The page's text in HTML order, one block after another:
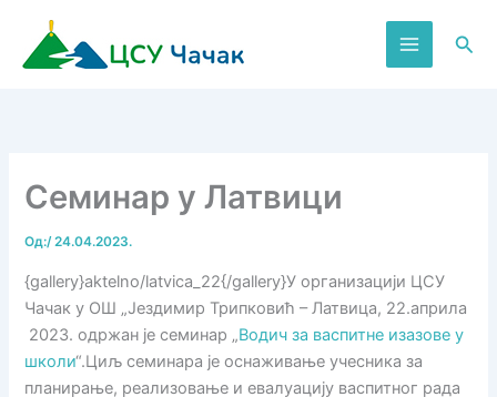
садржај
Семинар у Латвици
Од:/24.04.2023.
{gallery}aktelno/latvica_22{/gallery}У организацији ЦСУ
Чачак у ОШ „Јездимир Трипковић – Латвица, 22.априла
2023. одржан је семинар „Водич за васпитне изазове у
школи“.Циљ семинара је оснаживање учесника за
планирање, реализовање и евалуацију васпитног рада